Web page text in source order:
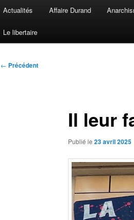
Actualités Affaire Durand
Le libertaire
Navigation
← Précédent
Il leur
Publié le 23 avril 2025